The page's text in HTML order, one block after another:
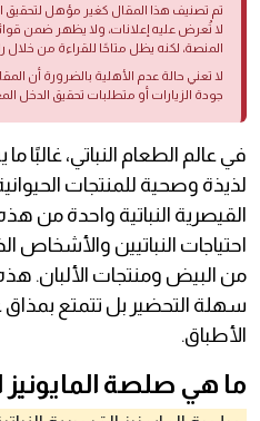
تم تصنيف هذا المقال كغير مؤهل لتحقيق
لا تُعرض عليه إعلانات، ولا يظهر ضمن
المنصة، لكنه يظل متاحًا للقراءة من خلال
لا تعني حالة عدم الأهلية بالضرورة أن
جودة الزيارات أو متطلبات تحقيق الدخل
في عالم الطعام النباتي،
لذيذة وصحية للمنتجات
القيصرية النباتية واحدة من
احتياجات النباتيين والأشخاص
من البيض ومنتجات الألبان.
سهلة التحضير بل تتمتع بمذاق
الأطباق.
ما هي صلصة المايونيز